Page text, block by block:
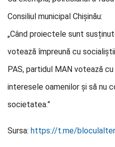
Consiliul municipal Chișinău:
„Când proiectele sunt
votează împreună cu
PAS, partidul MAN votează
interesele oamenilor și să nu
societatea.”
Sursa: https://t.me/